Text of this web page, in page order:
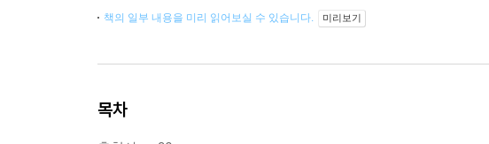
책의 일부 내용을 미리 읽어보실 수 있습니다. 미리보기
목차